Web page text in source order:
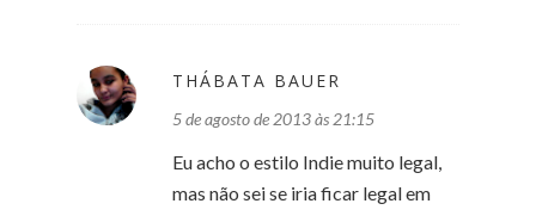
THÁBATA BAUER
5 de agosto de 2013 às 21:15
Eu acho o estilo Indie muito legal,
mas não sei se iria ficar legal em